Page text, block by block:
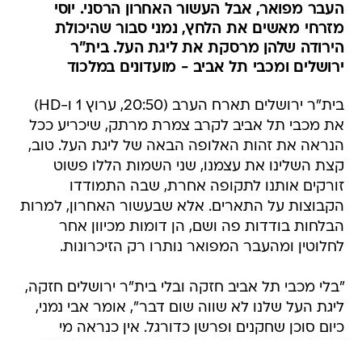
העבר מפואר, אבל העשור האחרון הרסני. יוסי
מזרחי מאשים את הלחץ, נמני סבור שהיכולת
הירודה שלהן מרסקת את ליגת העל. בית"ר
ירושלים ומכבי תל אביב - מועדונים במלכוד
בית"ר ירושלים תארח הערב (20:50, ערוץ 1 ו-HD)
את מכבי תל אביב לקרב צמרת מרתק, שיכריע ככל
הנראה את זהות האלופה הבאה של ליגת העל. טוב,
קצת השלינו את עצמנו, שני השמות הללו פשוט
זורקים אותנו לתקופה אחרת, שבה התמודדו
הקבוצות על התארים. אלא שבעשור האחרון, למרות
הבלחות בודדות פה ושם, הן דומות מכיוון אחר
לחלוטין ומהעבר המפואר נותרו רק הזיכרונות.
"בלי מכבי תל אביב חזקה ובלי בית"ר ירושלים חזקה,
ליגת העל שלנו לא שווה שום דבר", אומר אבי נמני,
כיום סוכן שחקנים ופרשן כדורגל. אין כנראה מי